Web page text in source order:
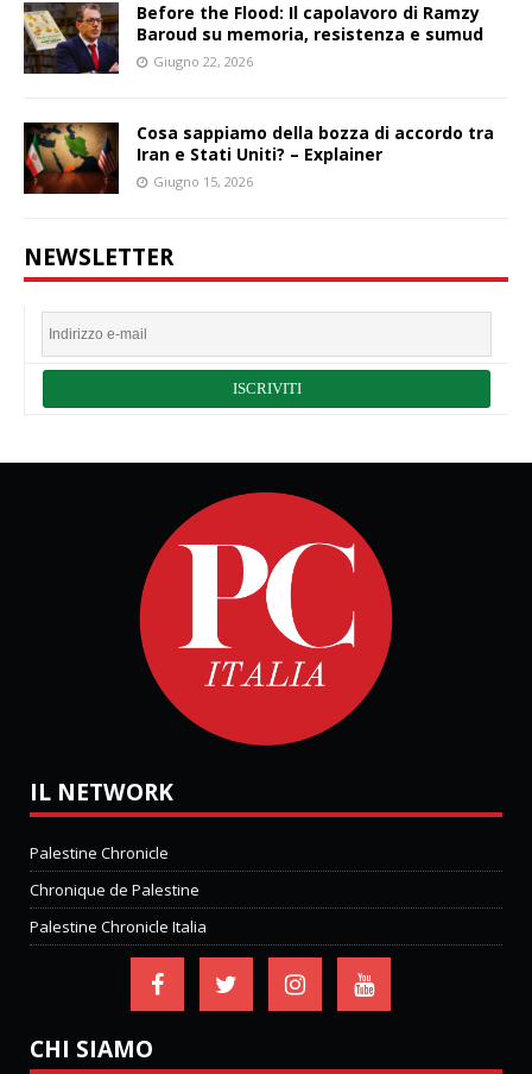
Before the Flood: Il capolavoro di Ramzy
Baroud su memoria, resistenza e sumud
Giugno 22, 2026
Cosa sappiamo della bozza di accordo tra
Iran e Stati Uniti? – Explainer
Giugno 15, 2026
NEWSLETTER
IL NETWORK
Palestine Chronicle
Chronique de Palestine
Palestine Chronicle Italia
CHI SIAMO